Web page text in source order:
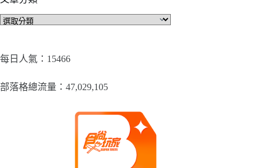
文
類
每日人氣：15466
部落格總流量：​47,029,105